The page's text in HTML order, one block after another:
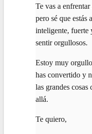
Te vas a
pero sé que estás
inteligente, fuerte
sentir orgullosos.
Estoy muy
has convertido y
las grandes cosas
allá.
Te quiero,